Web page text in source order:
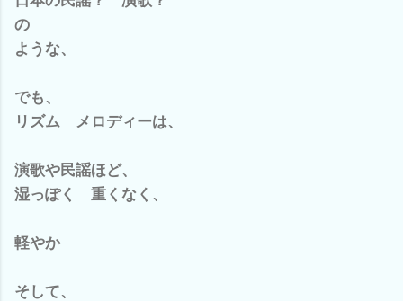
の
ような、
でも、
リズム メロディーは、
演歌や民謡ほど、
湿っぽく 重くなく、
軽やか
そして、